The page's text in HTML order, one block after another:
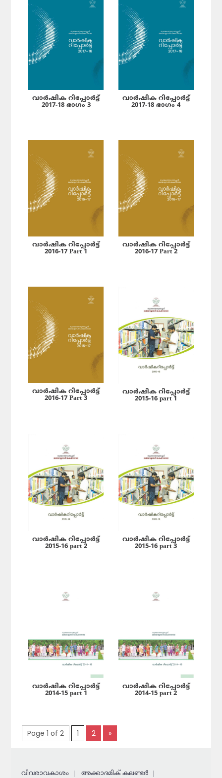
വാർഷിക റിപ്പോർട്ട്
2017-18 ഭാഗം 3
വാർഷിക റിപ്പോർട്ട്
2017-18 ഭാഗം 4
വാർഷിക റിപ്പോർട്ട്
2016-17 Part 1
വാർഷിക റിപ്പോർട്ട്
2016-17 Part 2
വാർഷിക റിപ്പോർട്ട്
2016-17 Part 3
വാർഷിക റിപ്പോർട്ട്
2015-16 part 1
വാർഷിക റിപ്പോർട്ട്
2015-16 part 2
വാർഷിക റിപ്പോർട്ട്
2015-16 part 3
വാർഷിക റിപ്പോർട്ട്
2014-15 part 1
വാർഷിക റിപ്പോർട്ട്
2014-15 part 2
Page 1 of 2 1 2 »
വിവരാവകാശം അക്കാദമിക് കലണ്ടര്‍